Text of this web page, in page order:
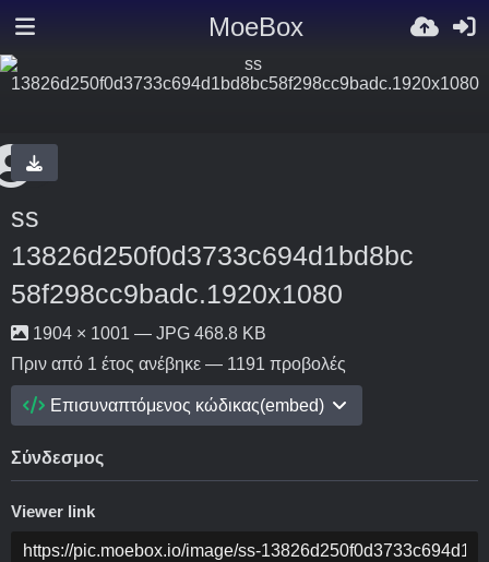
MoeBox
ss
13826d250f0d3733c694d1bd8bc
58f298cc9badc.1920x1080
1904 × 1001 — JPG 468.8 KB
Πριν από 1 έτος ανέβηκε — 1191 προβολές
Επισυναπτόμενος κώδικας(embed)
Σύνδεσμος
Viewer link